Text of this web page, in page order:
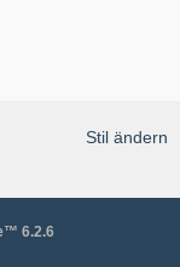
Stil ändern
6.2.6